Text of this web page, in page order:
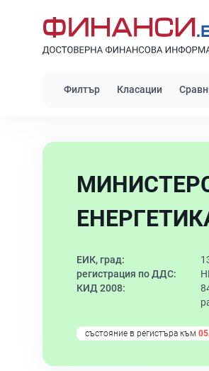
Филтър Класации
ЕИК, град:
регистрация по ДДС:
КИД 2008:
състояние в регистъра към